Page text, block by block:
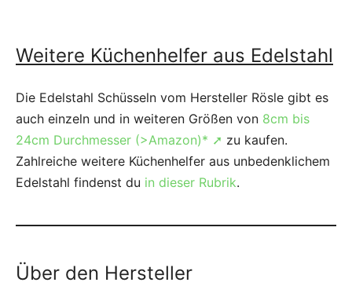
Weitere Küchenhelfer aus Edelstahl
Die Edelstahl Schüsseln vom Hersteller Rösle gibt es
auch einzeln und in weiteren Größen von 8cm bis
24cm Durchmesser (>Amazon)* ➚ zu kaufen.
Zahlreiche weitere Küchenhelfer aus unbedenklichem
Edelstahl findenst du in dieser Rubrik.
Über den Hersteller